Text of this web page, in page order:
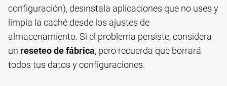
configuración), desinstala aplicaciones que no uses y
limpia la caché desde los ajustes de
almacenamiento. Si el problema persiste, considera
un reseteo de fábrica, pero recuerda que borrará
todos tus datos y configuraciones.